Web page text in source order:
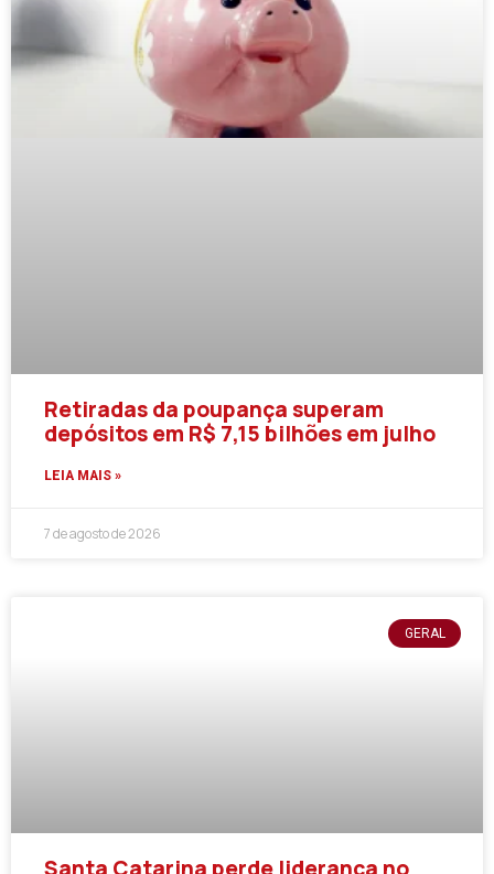
Retiradas da poupança superam
depósitos em R$ 7,15 bilhões em julho
LEIA MAIS »
7 de agosto de 2026
GERAL